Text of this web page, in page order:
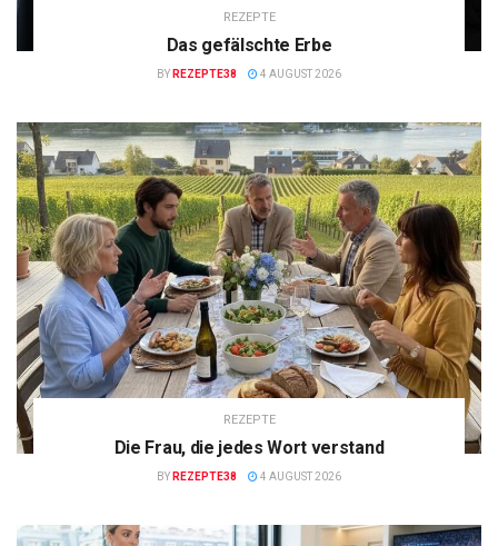
REZEPTE
Das gefälschte Erbe
BY REZEPTE38 4 AUGUST 2026
REZEPTE
Die Frau, die jedes Wort verstand
BY REZEPTE38 4 AUGUST 2026